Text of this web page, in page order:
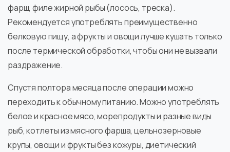
фарш, филе жирной рыбы (лосось, треска).
Рекомендуется употреблять преимущественно
белковую пищу, а фрукты и овощи лучше кушать только
после термической обработки, чтобы они не вызвали
раздражение.
Спустя полтора месяца после операции можно
переходить к обычному питанию. Можно употреблять
белое и красное мясо, морепродукты и разные виды
рыб, котлеты из мясного фарша, цельнозерновые
крупы, овощи и фрукты без кожуры, диетический